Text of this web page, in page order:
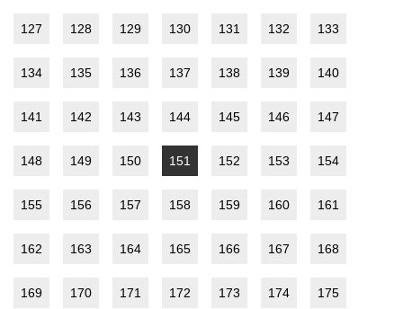
127 128 129 130 131 132 133
134 135 136 137 138 139 140
141 142 143 144 145 146 147
148 149 150 151 152 153 154
155 156 157 158 159 160 161
162 163 164 165 166 167 168
169 170 171 172 173 174 175